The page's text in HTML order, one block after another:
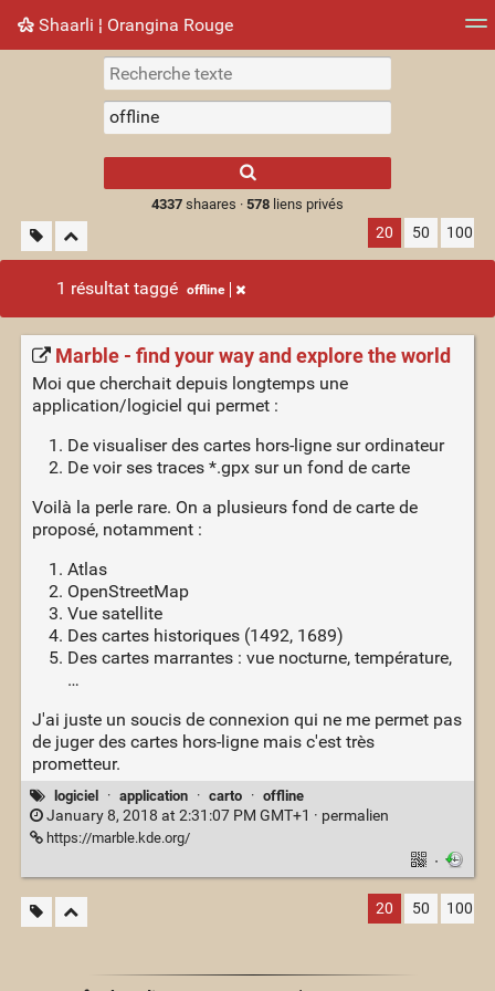
Shaarli ¦ Orangina Rouge
Nuage de tags Mur d'images
results.
4337shaares · 578liens privés
20 50 100
1 résultat taggé offline
Marble - find your way and explore the world
Moi que cherchait depuis longtemps une
application/logiciel qui permet :
De visualiser des cartes hors-ligne sur ordinateur
De voir ses traces *.gpx sur un fond de carte
Voilà la perle rare. On a plusieurs fond de carte de
proposé, notamment :
Atlas
OpenStreetMap
Vue satellite
Des cartes historiques (1492, 1689)
Des cartes marrantes : vue nocturne, température,
…
J'ai juste un soucis de connexion qui ne me permet pas
de juger des cartes hors-ligne mais c'est très
prometteur.
logiciel · application · carto · offline
January 8, 2018 at 2:31:07 PM GMT+1 · permalien
https://marble.kde.org/
·
20 50 100